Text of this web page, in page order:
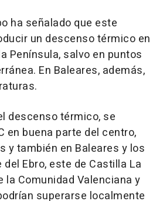
ha señalado que este
un descenso térmico en
Península, salvo en puntos
En Baleares, además,
descenso térmico, se
en buena parte del centro,
y también en Baleares y los
del Ebro, este de Castilla La
la Comunidad Valenciana y
superarse localmente